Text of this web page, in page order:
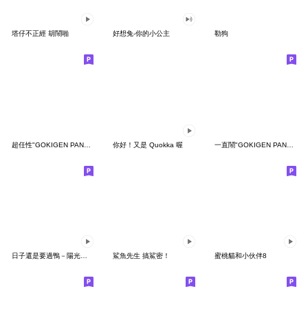
塔仔不正經 胡鬧啪 好想兔-你的小公主 勒狗
你好！又是 Quokka 喔 一直鬧"GOKIGEN PANDA" 台灣版
鯊魚先生 搞鯊密！ 蜜桃貓和小伙伴8